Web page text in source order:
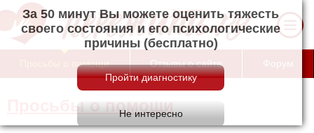
За 50 минут Вы можете оценить тяжесть
своего состояния и его психологические
причины (бесплатно)
Просьбы о помощи Отзывы о сайте Форум
Просьбы о помощи